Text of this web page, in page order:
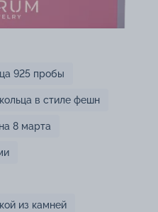
925 пробы
в стиле фешн
8 марта
из камней